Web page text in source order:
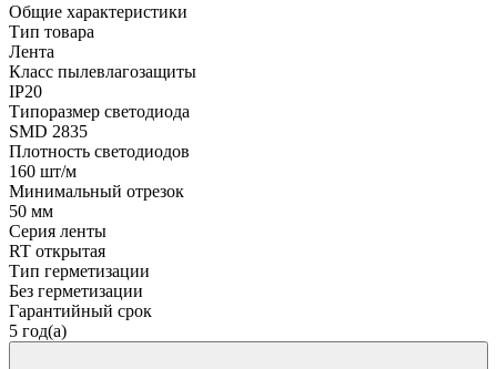
Общие характеристики
Тип товара
Лента
Класс пылевлагозащиты
IP20
Типоразмер светодиода
SMD 2835
Плотность светодиодов
160 шт/м
Минимальный отрезок
50 мм
Серия ленты
RT открытая
Тип герметизации
Без герметизации
Гарантийный срок
5 год(а)